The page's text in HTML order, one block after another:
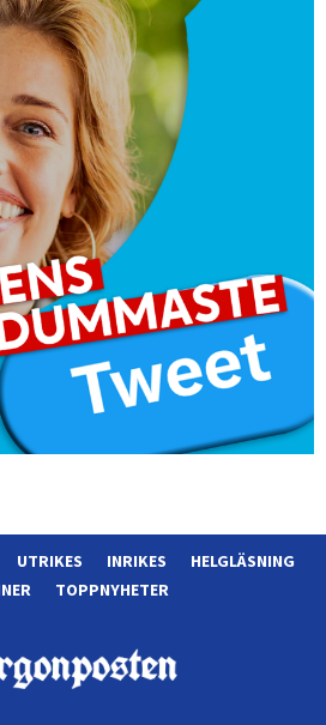
UTRIKES INRIKES
HELGLÄSNING
TOPPNYHETER